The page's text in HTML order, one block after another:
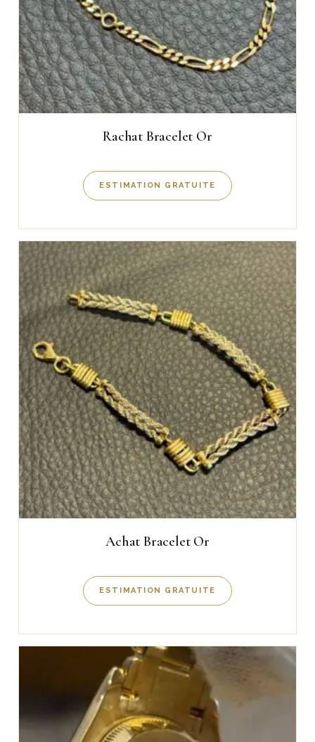
Rachat Bracelet Or
ESTIMATION GRATUITE
Achat Bracelet Or
ESTIMATION GRATUITE